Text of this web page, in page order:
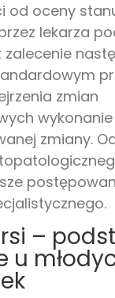
od oceny
lekarza
zalecenie
zmian
zmiany.
–
u